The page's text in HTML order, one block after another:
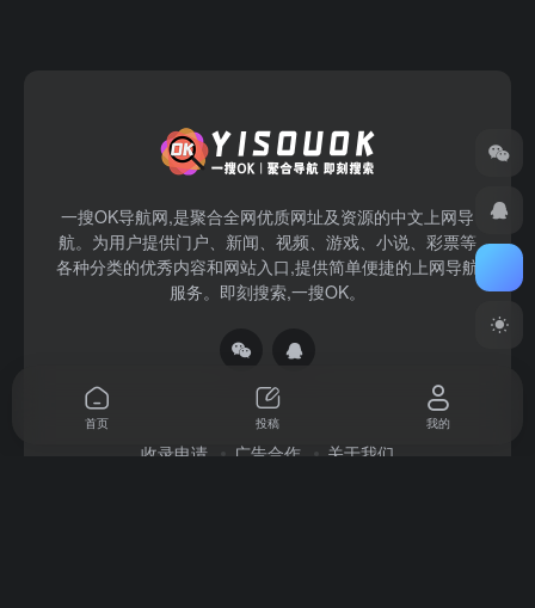
一搜OK导航网,是聚合全网优质网址及资源的中文上网导
航。为用户提供门户、新闻、视频、游戏、小说、彩票等
各种分类的优秀内容和网站入口,提供简单便捷的上网导航
服务。即刻搜索,一搜OK。
收录申请 广告合作 关于我们
首页 投稿 我的